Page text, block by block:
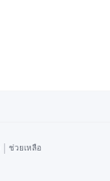
| ช่วยเหลือ